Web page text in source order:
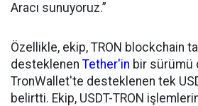
Aracı sunuyoruz.”
Özellikle, ekip, TRON blockchain
desteklenen Tether'in bir sürümü
TronWallet'te desteklenen tek
belirtti. Ekip, USDT-TRON